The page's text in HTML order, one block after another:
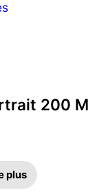
–
200
plus